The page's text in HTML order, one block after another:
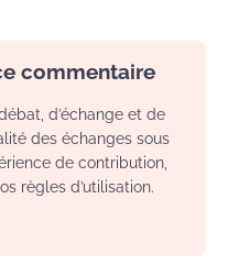
commentaire
d’échange et de
des échanges sous
de contribution,
règles d’utilisation.